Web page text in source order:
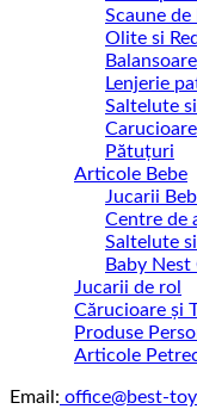
Scaune de
Olite si
Balansoare
Lenjerie
Saltelute
Carucioare
Pătuțuri
Articole Bebe
Jucarii
Centre de
Saltelute
Baby
Jucarii de rol
Cărucioare și
Produse
Articole
Email: office@best-